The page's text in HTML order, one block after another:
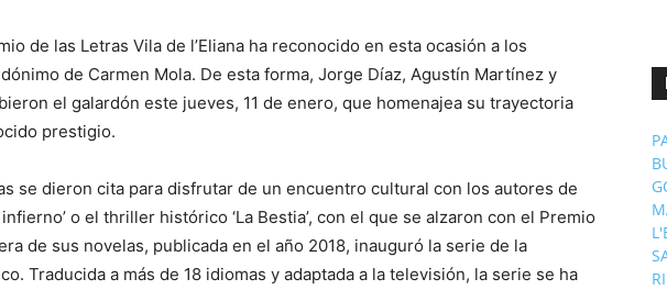
de las Letras Vila de l’Eliana ha reconocido en esta ocasión a los
de Carmen Mola. De esta forma, Jorge Díaz, Agustín Martínez y
el galardón este jueves, 11 de enero, que homenajea su trayectoria
prestigio.
se dieron cita para disfrutar de un encuentro cultural con los autores de
infierno’ o el thriller histórico ‘La Bestia’, con el que se alzaron con el Premio
de sus novelas, publicada en el año 2018, inauguró la serie de la
Traducida a más de 18 idiomas y adaptada a la televisión, la serie se ha